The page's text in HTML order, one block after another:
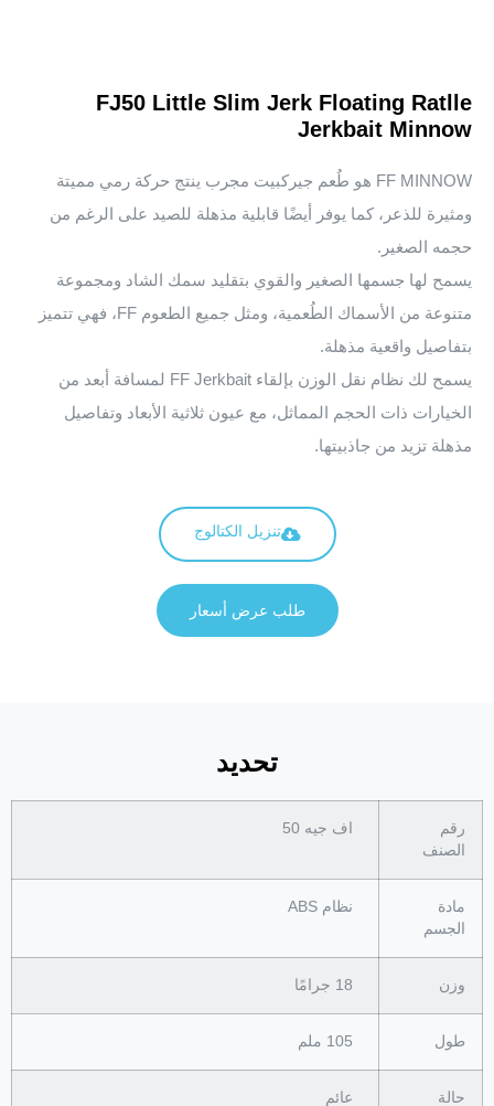
FJ50 Little Slim Jerk Floating Ratlle
Jerkbait Minnow
FF MINNOW هو طُعم جيركبيت مجرب ينتج حركة رمي مميتة
ومثيرة للذعر، كما يوفر أيضًا قابلية مذهلة للصيد على الرغم من
حجمه الصغير.
يسمح لها جسمها الصغير والقوي بتقليد سمك الشاد ومجموعة
متنوعة من الأسماك الطُعمية، ومثل جميع الطعوم FF، فهي تتميز
بتفاصيل واقعية مذهلة.
يسمح لك نظام نقل الوزن بإلقاء FF Jerkbait لمسافة أبعد من
الخيارات ذات الحجم المماثل، مع عيون ثلاثية الأبعاد وتفاصيل
مذهلة تزيد من جاذبيتها.
تنزيل الكتالوج
طلب عرض أسعار
تحديد
رقم
الصنف
اف جيه 50
مادة
الجسم
نظام ABS
وزن
طول
حالة عائم